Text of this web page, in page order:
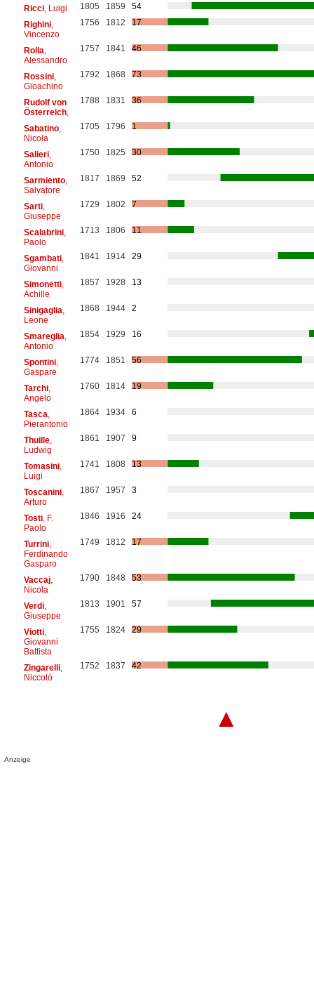
Ricci, Luigi 1805 1859
54
Righini,
Vincenzo
1756 1812 17
Rolla
Alessandro
1757 1841 46
Rossini,
Gioachino
1792 1868 73
Rudolf von
Österreich,
1788 1831 36
Sabatino,
Nicola
1705 1796 1
Salieri,
Antonio
1750 1825 30
Sarmiento,
Salvatore
1817 1869 52
Sarti,
Giuseppe
1729 1802 7
Scalabrini,
Paolo
1713 1806 11
Sgambati,
Giovanni
1841 1914 29
Simonetti,
Achille
1857 1928 13
Sinigaglia
Leone
1868 1944 2
Smareglia
Antonio
1854 1929 16
Spontini,
Gaspare
1774 1851 56
Tarchi,
Angelo
1760 1814 19
Tasca
Pierantonio
1864 1934 6
Thuille,
Ludwig
1861 1907 9
Tomasini,
Luigi
1741 1808 13
Toscanini,
Arturo
1867 1957 3
Tosti, F.
Paolo
1846 1916 24
Turrini,
Ferdinando
Gasparo
1749 1812 17
Vaccaj,
Nicola
1790 1848 53
Verdi,
Giuseppe
1813 1901 57
Viotti,
Giovanni
Battista
1755 1824 29
Zingarelli,
Niccolò
1752 1837 42
▲
Anzeige